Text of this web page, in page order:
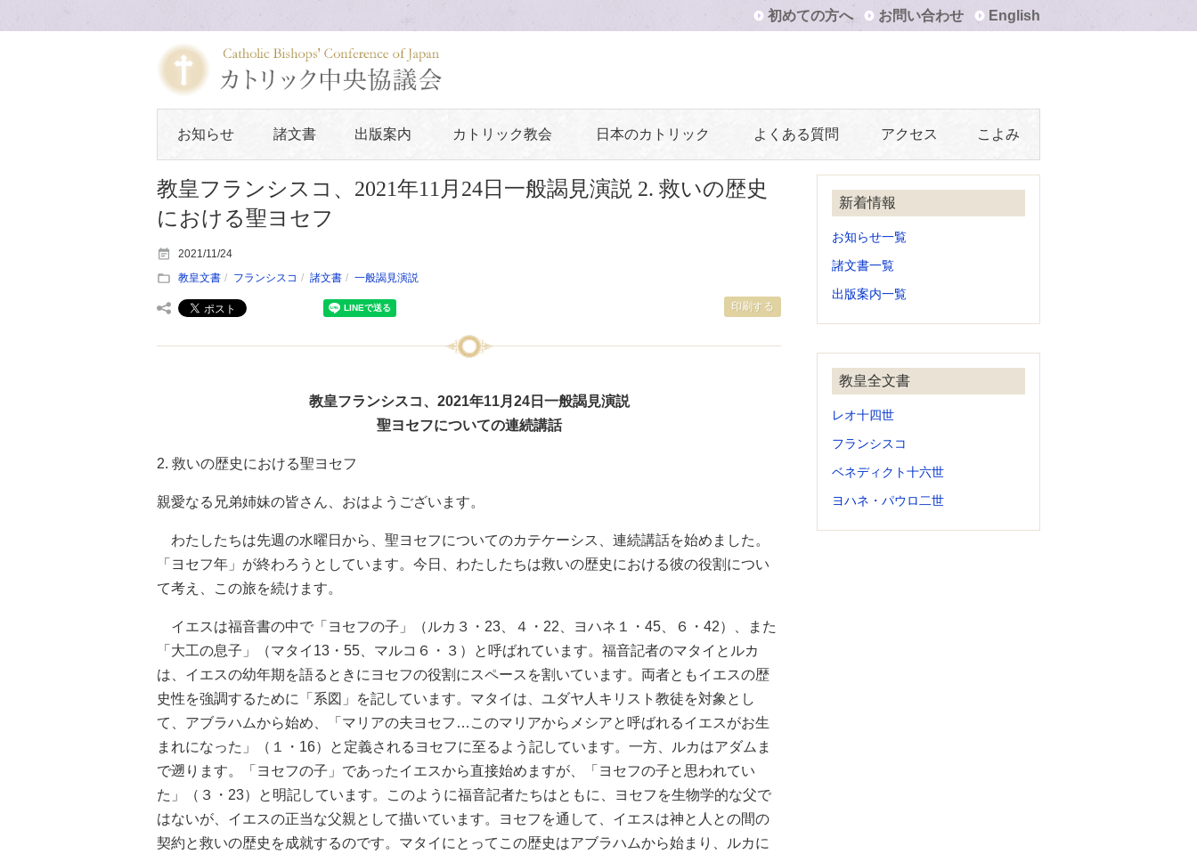
初めての方へ お問い合わせ English
お知らせ 諸文書 出版案内 カトリック教会 日本のカトリック よくある質問 アクセス こよみ
教皇フランシスコ、2021年11月24日一般謁見演説 2. 救いの歴史
における聖ヨセフ
印刷する
2021/11/24
教皇文書
フランシスコ 諸文書 一般謁見演説
教皇フランシスコ、2021年11月24日一般謁見演説
聖ヨセフについての連続講話
2. 救いの歴史における聖ヨセフ
親愛なる兄弟姉妹の皆さん、おはようございます。
わたしたちは先週の水曜日から、聖ヨセフについてのカテケーシス、連続講話を始めました。
「ヨセフ年」が終わろうとしています。今日、わたしたちは救いの歴史における彼の役割につい
て考え、この旅を続けます。
イエスは福音書の中で「ヨセフの子」（ルカ３・23、４・22、ヨハネ１・45、６・42）、また
「大工の息子」（マタイ13・55、マルコ６・３）と呼ばれています。福音記者のマタイとルカ
は、イエスの幼年期を語るときにヨセフの役割にスペースを割いています。両者ともイエスの歴
史性を強調するために「系図」を記しています。マタイは、ユダヤ人キリスト教徒を対象とし
て、アブラハムから始め、「マリアの夫ヨセフ…このマリアからメシアと呼ばれるイエスがお生
まれになった」（１・16）と定義されるヨセフに至るよう記しています。一方、ルカはアダムま
で遡ります。「ヨセフの子」であったイエスから直接始めますが、「ヨセフの子と思われてい
た」（３・23）と明記しています。このように福音記者たちはともに、ヨセフを生物学的な父で
はないが、イエスの正当な父親として描いています。ヨセフを通して、イエスは神と人との間の
契約と救いの歴史を成就するのです。マタイにとってこの歴史はアブラハムから始まり、ルカに
新着情報
お知らせ一覧
諸文書一覧
出版案内一覧
教皇全文書
レオ十四世
フランシスコ
ベネディクト十六世
ヨハネ・パウロ二世